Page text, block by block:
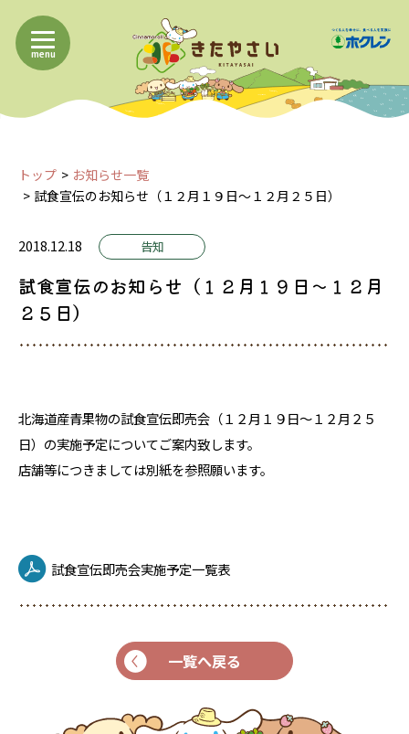
menu
トップ
お知らせ一覧
試食宣伝のお知らせ（１２月１９日～１２月２５日）
2018.12.18 告知
試食宣伝のお知らせ（１２月１９日～１２月
２５日）
北海道産青果物の試食宣伝即売会（１２月１９日～１２月２５
日）の実施予定についてご案内致します。
店舗等につきましては別紙を参照願います。
試食宣伝即売会実施予定一覧表
一覧へ戻る